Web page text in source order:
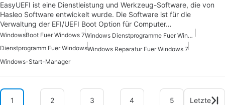
EasyUEFI ist eine Dienstleistung und Werkzeug-Software, die von
Hasleo Software entwickelt wurde. Die Software ist für die
Verwaltung der EFI/UEFI Boot Option für Computer…
WindowsBoot Fuer Windows 7
Windows Dienstprogramme Fuer Windows 10
Dienstprogramm Fuer WindowsWindows Reparatur Fuer Windows 7
Windows-Start-Manager
1 2 3 4 5 Letzte